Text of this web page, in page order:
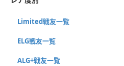
Limited戦友一覧
ELG戦友一覧
ALG+戦友一覧